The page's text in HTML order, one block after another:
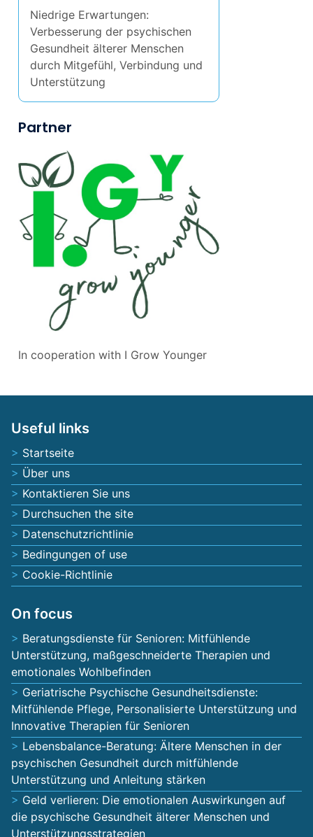
Niedrige Erwartungen:
Verbesserung der psychischen
Gesundheit älterer Menschen
durch Mitgefühl, Verbindung und
Unterstützung
Partner
In cooperation with I Grow Younger
Useful links
Startseite
Über uns
Kontaktieren Sie uns
Durchsuchen the site
Datenschutzrichtlinie
Bedingungen of use
Cookie-Richtlinie
On focus
Beratungsdienste für Senioren: Mitfühlende
Unterstützung, maßgeschneiderte Therapien und
emotionales Wohlbefinden
Geriatrische Psychische Gesundheitsdienste:
Mitfühlende Pflege, Personalisierte Unterstützung und
Innovative Therapien für Senioren
Lebensbalance-Beratung: Ältere Menschen in der
psychischen Gesundheit durch mitfühlende
Unterstützung und Anleitung stärken
Geld verlieren: Die emotionalen Auswirkungen auf
die psychische Gesundheit älterer Menschen und
Unterstützungsstrategien